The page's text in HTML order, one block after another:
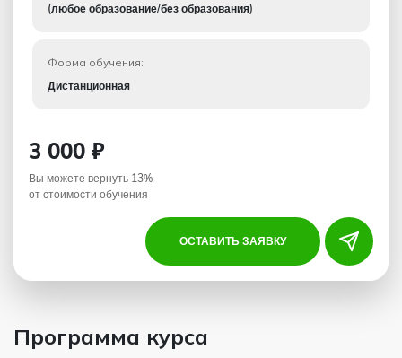
(любое образование/без образования)
Форма обучения:
Дистанционная
3 000 ₽
Вы можете вернуть 13%
от стоимости обучения
ОСТАВИТЬ ЗАЯВКУ
Программа курса